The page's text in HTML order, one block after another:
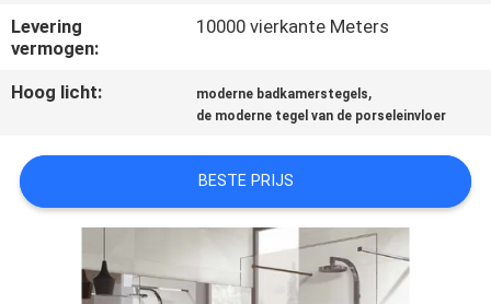
VRAAG
EEN
OFFERTE
SITEMAP
PRIVACYBELEID
Levering
vermogen:
10000 vierkante Meters
Hoog licht: moderne badkamerstegels,
de moderne tegel van de porseleinvloer
BESTE PRIJS